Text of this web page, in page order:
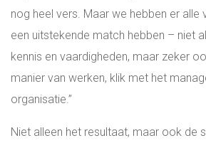
nog heel vers. Maar we hebben er alle
een uitstekende match hebben – niet
kennis en vaardigheden, maar zeker
manier van werken, klik met het
organisatie.”
Niet alleen het resultaat, maar ook de